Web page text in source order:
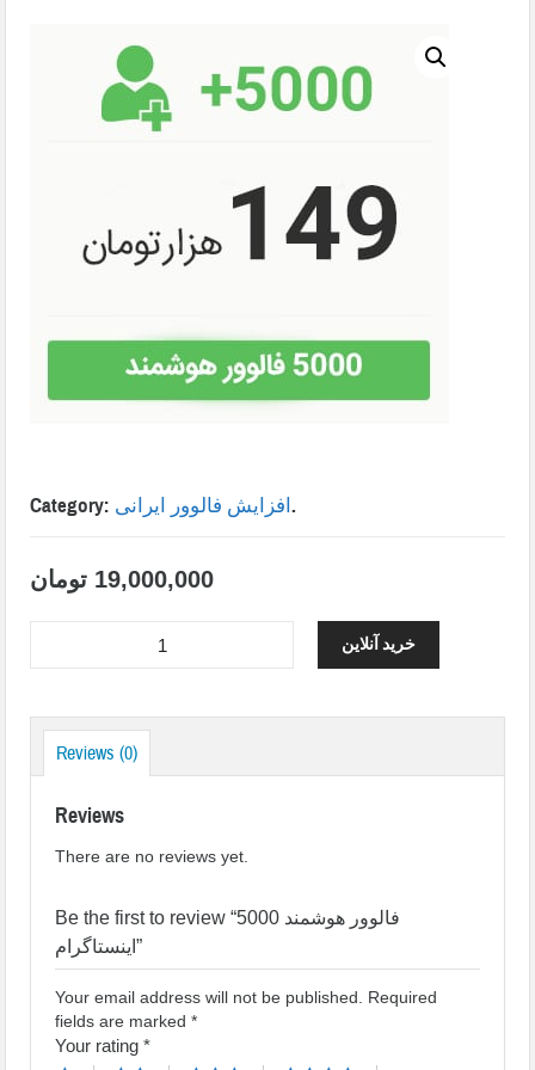
Category: افزایش فالوور ایرانی.
19,000,000 تومان
خرید آنلاین
Reviews (0)
Reviews
There are no reviews yet.
Be the first to review “5000 فالوور هوشمند
اینستاگرام”
Your email address will not be published.
Required
fields are marked*
Your rating*